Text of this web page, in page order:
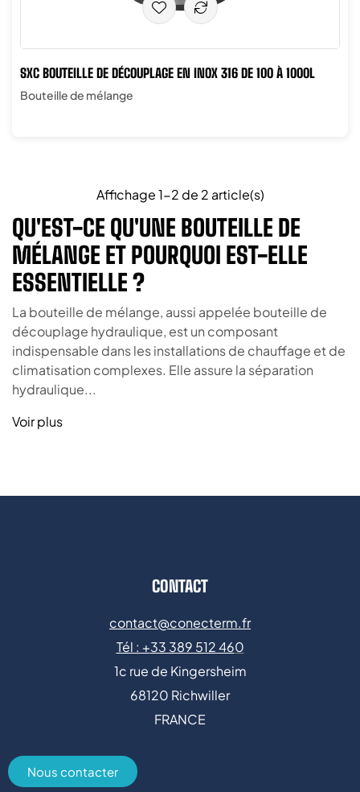
SXC BOUTEILLE DE DÉCOUPLAGE EN INOX 316 DE 100 À 1000L
Bouteille de mélange
Affichage 1-2 de 2 article(s)
QU'EST-CE QU'UNE BOUTEILLE DE
MÉLANGE ET POURQUOI EST-ELLE
ESSENTIELLE ?
La bouteille de mélange, aussi appelée bouteille de
découplage hydraulique, est un composant
indispensable dans les installations de chauffage et de
climatisation complexes. Elle assure la séparation
hydraulique...
Voir plus
CONTACT
contact@conecterm.fr
Tél : +33 389 512 460
1c rue de Kingersheim
68120 Richwiller
FRANCE
Nous contacter